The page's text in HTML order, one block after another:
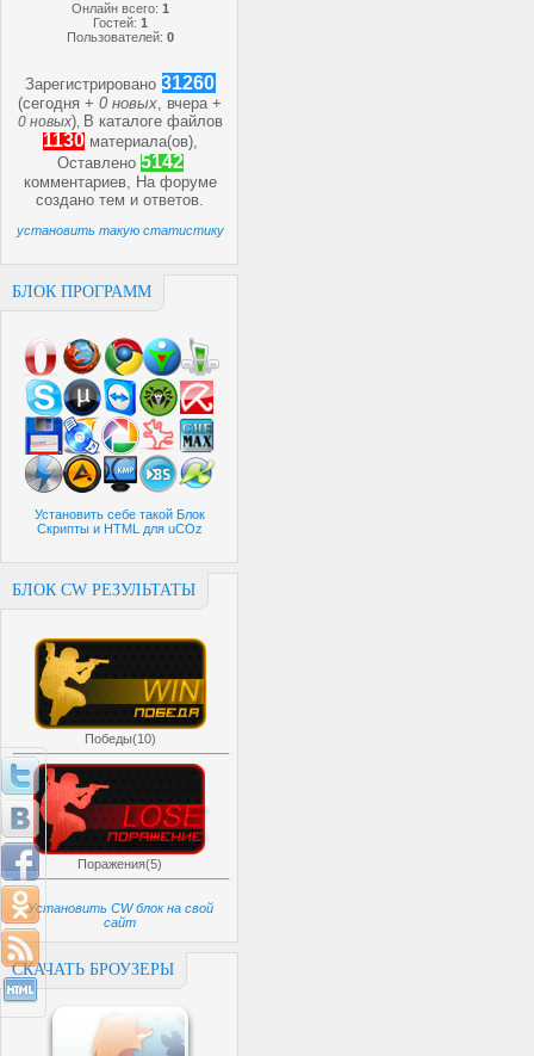
Онлайн всего: 1
Гостей: 1
Пользователей: 0
Зарегистрировано 31260
(сегодня +0 новых, вчера +
0 новых) В каталоге файлов
1130 материала(ов),
Оставлено 5142
комментариев, На форуме
созданотем иответов.
установить такую статистику
БЛОК ПРОГРАММ
Установить себе такой Блок
Скрипты и HTML для uCOz
БЛОК CW РЕЗУЛЬТАТЫ
Победы(10)
Поражения(5)
Установить CW блок на свой
сайт
СКАЧАТЬ БРОУЗЕРЫ